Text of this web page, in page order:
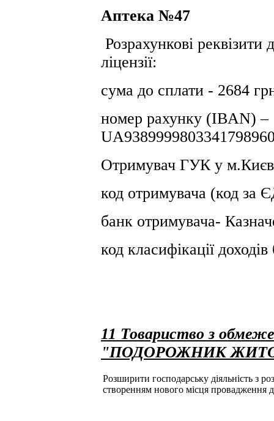
Аптека №47
Розрахункові
ліцензії:
сума до сплати - 2684
номер рахунку (IBAN) –
Отримувач ГУК у
код отримувача (код
банк отримувача-
код класифікації
11 Товариство з
"ПОДОРОЖНИК
Розширити господарську діяльність з
створенням нового місця провадження